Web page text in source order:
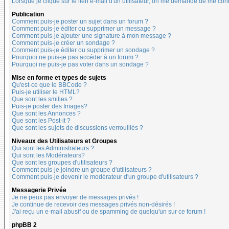
Publication
Comment puis-je poster un sujet dans un forum ?
Comment puis-je éditer ou supprimer un message ?
Comment puis-je ajouter une signature à mon message ?
Comment puis-je créer un sondage ?
Comment puis-je éditer ou supprimer un sondage ?
Pourquoi ne puis-je pas accéder à un forum ?
Pourquoi ne puis-je pas voter dans un sondage ?
Mise en forme et types de sujets
Qu'est-ce que le BBCode ?
Puis-je utiliser le HTML?
Que sont les smilies ?
Puis-je poster des Images?
Que sont les Annonces ?
Que sont les Post-it ?
Que sont les sujets de discussions verrouillés ?
Niveaux des Utilisateurs et Groupes
Qui sont les Administrateurs ?
Qui sont les Modérateurs?
Que sont les groupes d'utilisateurs ?
Comment puis-je joindre un groupe d'utilisateurs ?
Comment puis-je devenir le modérateur d'un groupe d'utilisateurs ?
Messagerie Privée
Je ne peux pas envoyer de messages privés !
Je continue de recevoir des messages privés non-désirés !
J'ai reçu un e-mail abusif ou de spamming de quelqu'un sur ce forum !
phpBB 2